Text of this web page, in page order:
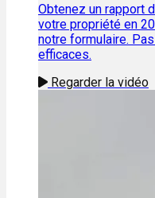
Obtenez un rapport
votre propriété en
notre formulaire.
efficaces.
Regarder la vidéo